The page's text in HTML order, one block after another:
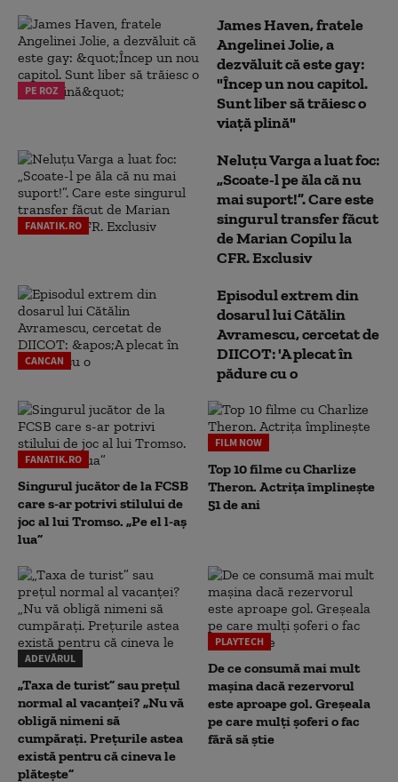
PE ROZ
James Haven, fratele
Angelinei Jolie, a
dezvăluit că este gay:
"Încep un nou capitol.
Sunt liber să trăiesc o
viață plină"
FANATIK.RO
Neluțu Varga a luat foc:
„Scoate-l pe ăla că nu
mai suport!”. Care este
singurul transfer făcut
de Marian Copilu la
CFR. Exclusiv
CANCAN
Episodul extrem din
dosarul lui Cătălin
Avramescu, cercetat de
DIICOT: 'A plecat în
pădure cu o
FANATIK.RO
Singurul jucător de la FCSB
care s-ar potrivi stilului de
joc al lui Tromso. „Pe el l-aș
lua”
FILM NOW
Top 10 filme cu Charlize
Theron. Actrița împlinește
51 de ani
ADEVĂRUL
„Taxa de turist” sau prețul
normal al vacanței? „Nu vă
obligă nimeni să
cumpărați. Prețurile astea
există pentru că cineva le
plătește”
PLAYTECH
De ce consumă mai mult
mașina dacă rezervorul
este aproape gol. Greșeala
pe care mulți șoferi o fac
fără să știe